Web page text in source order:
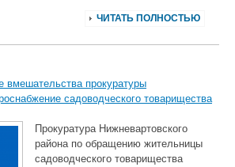
ЧИТАТЬ ПОЛНОСТЬЮ
вмешательства прокуратуры
садоводческого товарищества
Прокуратура Нижневартовского
района по обращению жительницы
садоводческого товарищества